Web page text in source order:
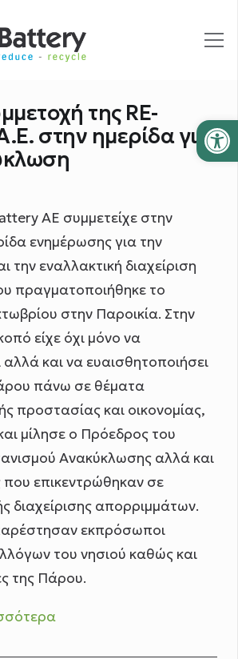
της RE-
στην ημερίδα για
ΑΕ συμμετείχε στην
ενημέρωσης για την
την εναλλακτική διαχείριση
πραγματοποιήθηκε το
στην Παροικία. Στην
είχε όχι μόνο να
και να ευαισθητοποιήσει
πάνω σε θέματα
προστασίας και οικονομίας,
μίλησε ο Πρόεδρος του
Ανακύκλωσης αλλά και
που επικεντρώθηκαν σε
διαχείρισης απορριμμάτων.
εκπρόσωποι
του νησιού καθώς και
της Πάρου.